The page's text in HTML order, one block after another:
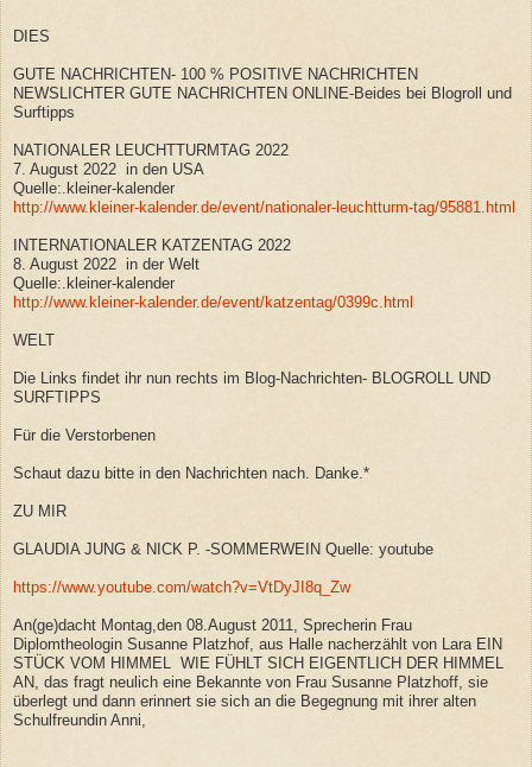
DIES
GUTE NACHRICHTEN- 100 % POSITIVE NACHRICHTEN
NEWSLICHTER GUTE NACHRICHTEN ONLINE-Beides bei Blogroll und
Surftipps
NATIONALER LEUCHTTURMTAG 2022
7. August 2022 in den USA
Quelle:.kleiner-kalender
http://www.kleiner-kalender.de/event/nationaler-leuchtturm-tag/95881.html
INTERNATIONALER KATZENTAG 2022
8. August 2022 in der Welt
Quelle:.kleiner-kalender
http://www.kleiner-kalender.de/event/katzentag/0399c.html
WELT
Die Links findet ihr nun rechts im Blog-Nachrichten- BLOGROLL UND
SURFTIPPS
Für die Verstorbenen
Schaut dazu bitte in den Nachrichten nach. Danke.*
ZU MIR
GLAUDIA JUNG & NICK P. -SOMMERWEIN Quelle: youtube
https://www.youtube.com/watch?v=VtDyJI8q_Zw
An(ge)dacht Montag,den 08.August 2011, Sprecherin Frau
Diplomtheologin Susanne Platzhof, aus Halle nacherzählt von Lara EIN
STÜCK VOM HIMMEL WIE FÜHLT SICH EIGENTLICH DER HIMMEL
AN, das fragt neulich eine Bekannte von Frau Susanne Platzhoff, sie
überlegt und dann erinnert sie sich an die Begegnung mit ihrer alten
Schulfreundin Anni,